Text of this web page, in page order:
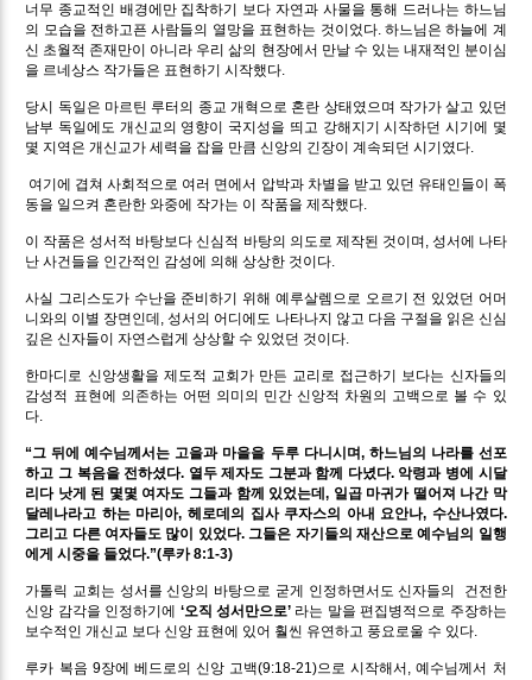
너무 종교적인 배경에만 집착하기 보다 자연과 사물을 통해 드러나는 하느님
의 모습을 전하고픈 사람들의 열망을 표현하는 것이었다. 하느님은 하늘에 계
신 초월적 존재만이 아니라 우리 삶의 현장에서 만날 수 있는 내재적인 분이심
을 르네상스 작가들은 표현하기 시작했다.
당시 독일은 마르틴 루터의 종교 개혁으로 혼란 상태였으며 작가가 살고 있던
남부 독일에도 개신교의 영향이 국지성을 띄고 강해지기 시작하던 시기에 몇
몇 지역은 개신교가 세력을 잡을 만큼 신앙의 긴장이 계속되던 시기였다.
여기에 겹쳐 사회적으로 여러 면에서 압박과 차별을 받고 있던 유태인들이 폭
동을 일으켜 혼란한 와중에 작가는 이 작품을 제작했다.
이 작품은 성서적 바탕보다 신심적 바탕의 의도로 제작된 것이며, 성서에 나타
난 사건들을 인간적인 감성에 의해 상상한 것이다.
사실 그리스도가 수난을 준비하기 위해 예루살렘으로 오르기 전 있었던 어머
니와의 이별 장면인데, 성서의 어디에도 나타나지 않고 다음 구절을 읽은 신심
깊은 신자들이 자연스럽게 상상할 수 있었던 것이다.
한마디로 신앙생활을 제도적 교회가 만든 교리로 접근하기 보다는 신자들의
감성적 표현에 의존하는 어떤 의미의 민간 신앙적 차원의 고백으로 볼 수 있
다.
“그 뒤에 예수님께서는 고을과 마을을 두루 다니시며, 하느님의 나라를 선포
하고 그 복음을 전하셨다. 열두 제자도 그분과 함께 다녔다. 악령과 병에 시달
리다 낫게 된 몇몇 여자도 그들과 함께 있었는데, 일곱 마귀가 떨어져 나간 막
달레나라고 하는 마리아, 헤로데의 집사 쿠자스의 아내 요안나, 수산나였다.
그리고 다른 여자들도 많이 있었다. 그들은 자기들의 재산으로 예수님의 일행
에게 시중을 들었다.”(루카 8:1-3)
가톨릭 교회는 성서를 신앙의 바탕으로 굳게 인정하면서도 신자들의 건전한
신앙 감각을 인정하기에 ‘오직 성서만으로’ 라는 말을 편집병적으로 주장하는
보수적인 개신교 보다 신앙 표현에 있어 훨씬 유연하고 풍요로울 수 있다.
루카 복음 9장에 베드로의 신앙 고백(9:18-21)으로 시작해서, 예수님께서 처